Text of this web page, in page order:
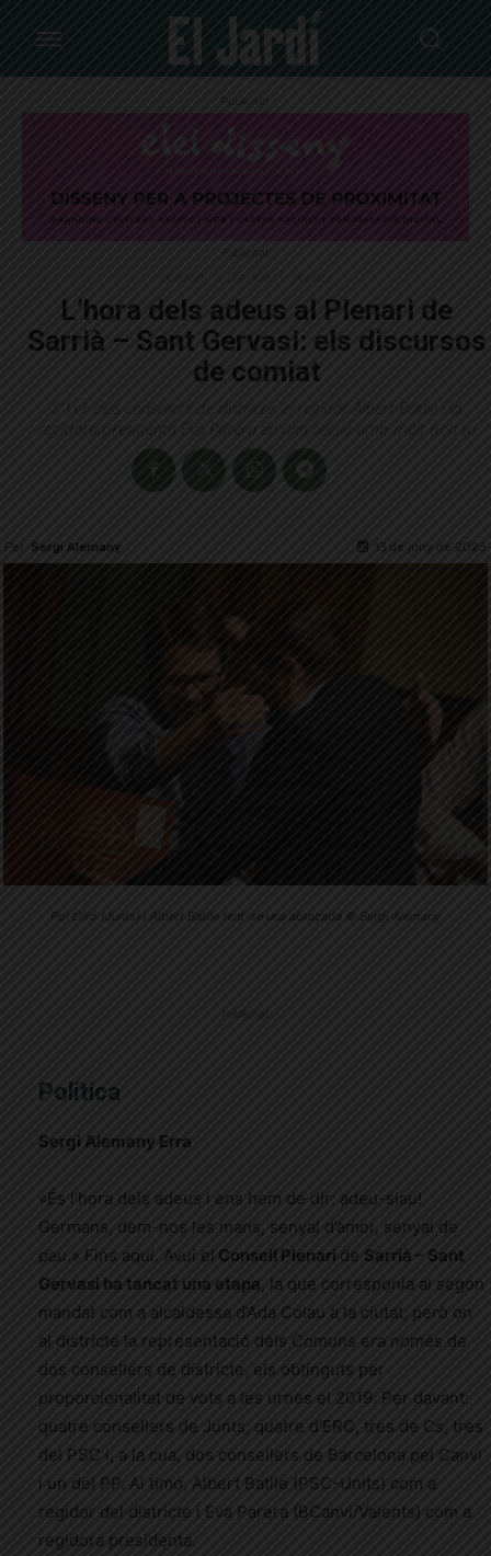
Publicitat
Publicitat
L’hora dels adeus al Plenari de
Sarrià – Sant Gervasi: els discursos
de comiat
L'1x1 dels consellers de districte, el regidor Albert Batlle i la
regidora presidenta Eva Parera en una sessió amb molt bon to
Per Sergi Alemany 13 de juny de 2023
Pol Lliró (Junts) i Albert Batlle fent-se una abraçada © Sergi Alemany
Publicitat
Política
Sergi Alemany Erra
«És l’hora dels adeus i ens hem de dir: adeu-siau!
Germans, dem-nos les mans, senyal d’amor, senyal de
pau.» Fins aquí. Avui el Consell Plenari de Sarrià – Sant
Gervasi ha tancat una etapa, la que corresponia al segon
mandat com a alcaldessa d’Ada Colau a la ciutat, però on
al districte la representació dels Comuns era només de
dos consellers de districte, els obtinguts per
proporcionalitat de vots a les urnes el 2019. Per davant:
quatre consellers de Junts, quatre d’ERC, tres de Cs, tres
del PSC i, a la cua, dos consellers de Barcelona pel Canvi
i un del PP. Al timó, Albert Batlle (PSC-Units) com a
regidor del districte i Eva Parera (BCanvi/Valents) com a
regidora presidenta.